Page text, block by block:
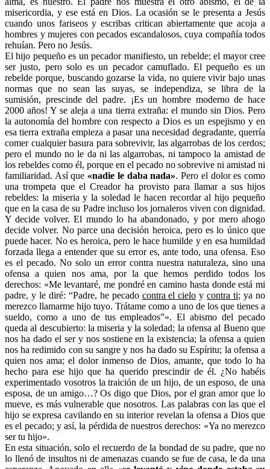
misericordia, y ese está en Dios. La ocasión se le presenta a Jesús
cuando unos fariseos y escribas critican abiertamente que acoja a
hombres y mujeres con pecados escandalosos, cuya compañía todos
rehuían. Pero no Jesús.
El hijo pequeño es un pecador manifiesto, un rebelde; el mayor cree
ser justo, pero solo es un pecador camuflado. El pequeño es un
rebelde porque, buscando gozarse la vida, no quiere vivir bajo unas
normas que no sean las suyas, se independiza, se libra de la
sumisión, prescinde del padre. ¡Es un hombre moderno de hace
2000 años! Y se aleja a una tierra extraña: el mundo sin Dios. Pero
la autonomía del hombre con respecto a Dios es un espejismo y en
esa tierra extraña empieza a pasar una necesidad degradante, querría
comer cualquier basura para sobrevivir, las algarrobas de los cerdos;
pero el mundo no le da ni las algarrobas, ni tampoco la amistad de
los rebeldes como él, porque en el pecado no sobrevive ni amistad ni
familiaridad. Así que «nadie le daba nada». Pero el dolor es como
una trompeta que el Creador ha provisto para llamar a sus hijos
rebeldes: la miseria y la soledad le hacen recordar al hijo pequeño
que en la casa de su Padre incluso los jornaleros viven con dignidad.
Y decide volver. El mundo lo ha abandonado, y por mero ahogo
decide volver. No parce una decisión heroica, pero es lo único que
puede hacer. No es heroica, pero le hace humilde y en esa humildad
forzada llega a entender que su error es, ante todo, una ofensa. Eso
es el pecado. No solo un error contra nuestra naturaleza, sino una
ofensa a quien nos ama, por la que hemos perdido todos los
derechos: «Me levantaré, me pondré en camino hasta donde está mi
padre, y le diré: “Padre, he pecado contra el cielo ycontra ti; ya no
merezco llamarme hijo tuyo. Trátame como a uno de los que tienes a
sueldo, como a uno de tus empleados”». El abismo del pecado
queda al descubierto: la miseria y la soledad; la ofensa al Bueno que
nos ha dado el ser y nos sostiene en la existencia; la ofensa a quien
nos ha redimido con su sangre y nos ha dado su Espíritu; la ofensa a
quien nos ama; el dolor inmenso de Dios, amante, que todo lo ha
hecho para ese hijo que ha querido prescindir de él. ¿No habéis
experimentado vosotros la traición de un hijo, de un esposo, de una
esposa, de un amigo…? Os digo que Dios, por el gran amor que lo
mueve, es más vulnerable que nosotros. Las palabras con las que el
hijo se expresa cavilando en su interior revelan la ofensa a Dios que
es el pecado; y así, la pérdida de nuestros derechos: «Ya no merezco
ser tu hijo».
En esta situación, solo el recuerdo de la bondad de su padre, que no
lo llenó de insultos ni de amenazas cuando se fue de casa, le da una